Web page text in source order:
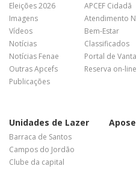
Eleições 2026
Imagens
Vídeos
Notícias
Notícias Fenae
Outras Apcefs
Publicações
APCEF Cidadã
Atendimento
Bem-Estar
Classificados
Portal de
Reserva on-line
Unidades de Lazer
Barraca de Santos
Campos do Jordão
Clube da capital